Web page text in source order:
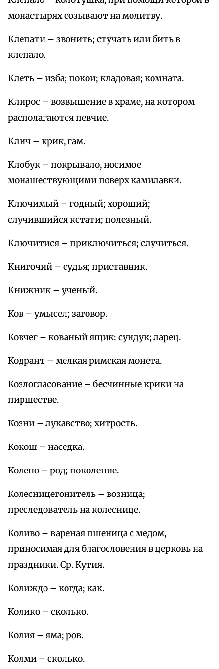
монастырях созывают на молитву.
Клепати – звонить; стучать или бить в
клепало.
Клеть – изба; покои; кладовая; комната.
Клирос – возвышение в храме, на котором
располагаются певчие.
Клич – крик, гам.
Клобук – покрывало, носимое
монашествующими поверх камилавки.
Ключимый – годный; хороший;
случившийся кстати; полезный.
Ключитися – приключиться; случиться.
Книгочий – судья; приставник.
Книжник – ученый.
Ков – умысел; заговор.
Ковчег – кованый ящик: сундук; ларец.
Кодрант – мелкая римская монета.
Козлогласование – бесчинные крики на
пиршестве.
Козни – лукавство; хитрость.
Кокош – наседка.
Колено – род; поколение.
Колесницегонитель – возница;
преследователь на колеснице.
Коливо – вареная пшеница с медом,
приносимая для благословения в церковь на
праздники. Ср. Кутия.
Колиждо – когда; как.
Колико – сколько.
Колия – яма; ров.
Колми – сколько.